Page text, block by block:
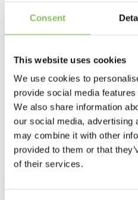
Consent
This website uses cookies
We use cookies to
provide social media
We also share information
our social media, advertising
may combine it with other
provided to them or that
of their services.
Het nutsbedrijf is voortvarend in
huishouden, waarmee de
gescheiden stromen zo veel
verzamelsysteem elders in de
gemeenten hiermee de
van 75% van het afval.
“Aan de inzamelkant zijn grote
directeur Victor van Dijk. Zo
papier, glas en verpakkingen niet
maar ook goed verwaard tot
marktpartijen. “De nieuwe